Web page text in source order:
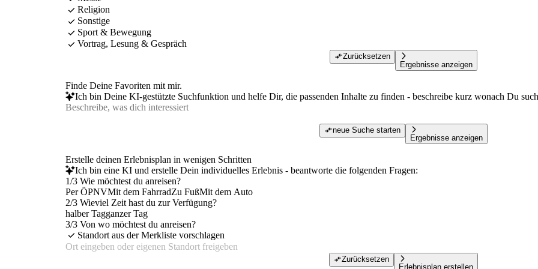
Religion
Sonstige
Sport & Bewegung
Vortrag, Lesung & Gespräch
Zurücksetzen
Ergebnisse anzeigen
Finde Deine Favoriten mit mir.
Ich bin Deine KI-gestützte Suchfunktion und helfe Dir, die passenden Inhalte zu finden - beschreibe kurz wonach Du
neue Suche starten
Ergebnisse anzeigen
Erstelle deinen Erlebnisplan in wenigen Schritten
Ich bin eine KI und erstelle Dein individuelles Erlebnis - beantworte die folgenden Fragen:
1/3 Wie möchtest du anreisen?
Per ÖPNVMit dem FahrradZu FußMit dem Auto
2/3 Wieviel Zeit hast du zur Verfügung?
halber Tagganzer Tag
3/3 Von wo möchtest du anreisen?
Standort aus der Merkliste vorschlagen
Zurücksetzen
Erlebnisplan erstellen